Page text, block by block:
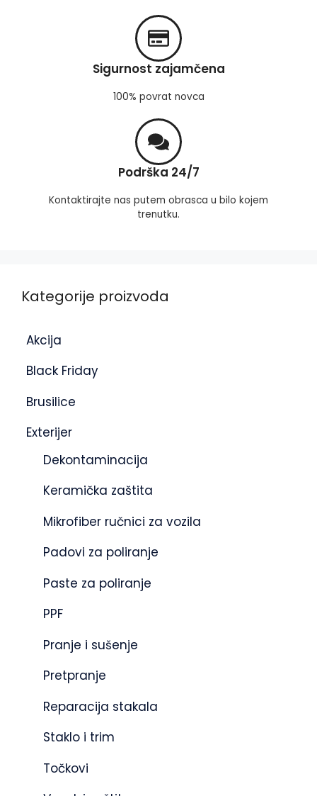
Sigurnost zajamčena
100% povrat novca
Podrška 24/7
Kontaktirajte nas putem obrasca u bilo kojem
trenutku.
Kategorije proizvoda
Akcija
Black Friday
Brusilice
Exterijer
Dekontaminacija
Keramička zaštita
Mikrofiber ručnici za vozila
Padovi za poliranje
Paste za poliranje
PPF
Pranje i sušenje
Pretpranje
Reparacija stakala
Staklo i trim
Točkovi